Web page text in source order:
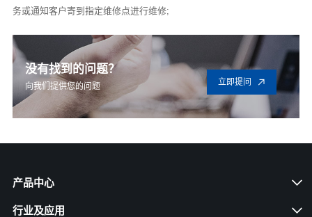
务或通知客户寄到指定维修点进行维修;
没有找到的问题？
向我们提供您的问题 立即提问
产品中心
行业及应用